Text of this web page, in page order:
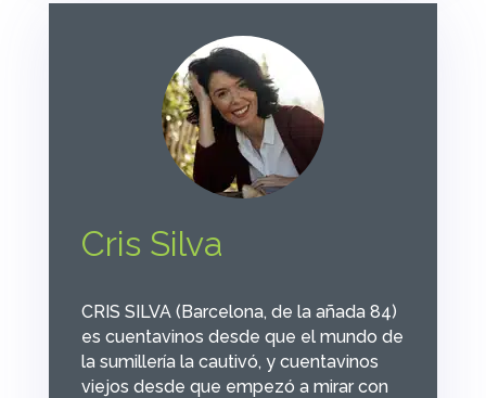
Cris Silva
CRIS SILVA (Barcelona, de la añada 84)
es cuentavinos desde que el mundo de
la sumillería la cautivó, y cuentavinos
viejos desde que empezó a mirar con